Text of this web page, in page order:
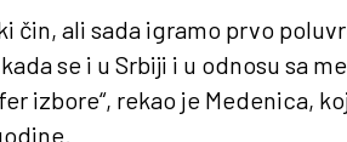
čin, ali sada igramo prvo
se i u Srbiji i u odnosu sa
izbore“, rekao je Medenica,